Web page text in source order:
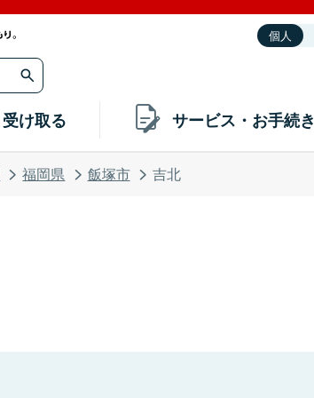
個人
受け取る サービス・お手続き
福岡県 飯塚市 吉北